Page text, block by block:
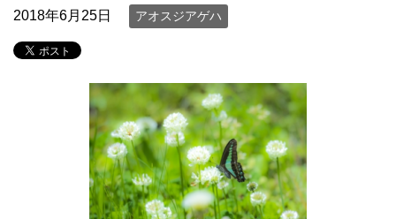
2018年6月25日 アオスジアゲハ